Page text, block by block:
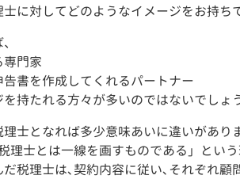
に対してどのようなイメージをお持ち
専門家
告書を作成してくれるパートナー
持たれる方々が多いのではないでしょ
理士となれば多少意味あいに違いがあ
理士とは一線を画すものである」という
税理士は､契約内容に従い､それぞれ